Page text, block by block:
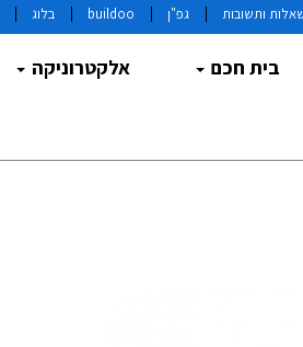
ותשובות גפ"ן buildoo בלוג
בית חכם אלקטרוניקה